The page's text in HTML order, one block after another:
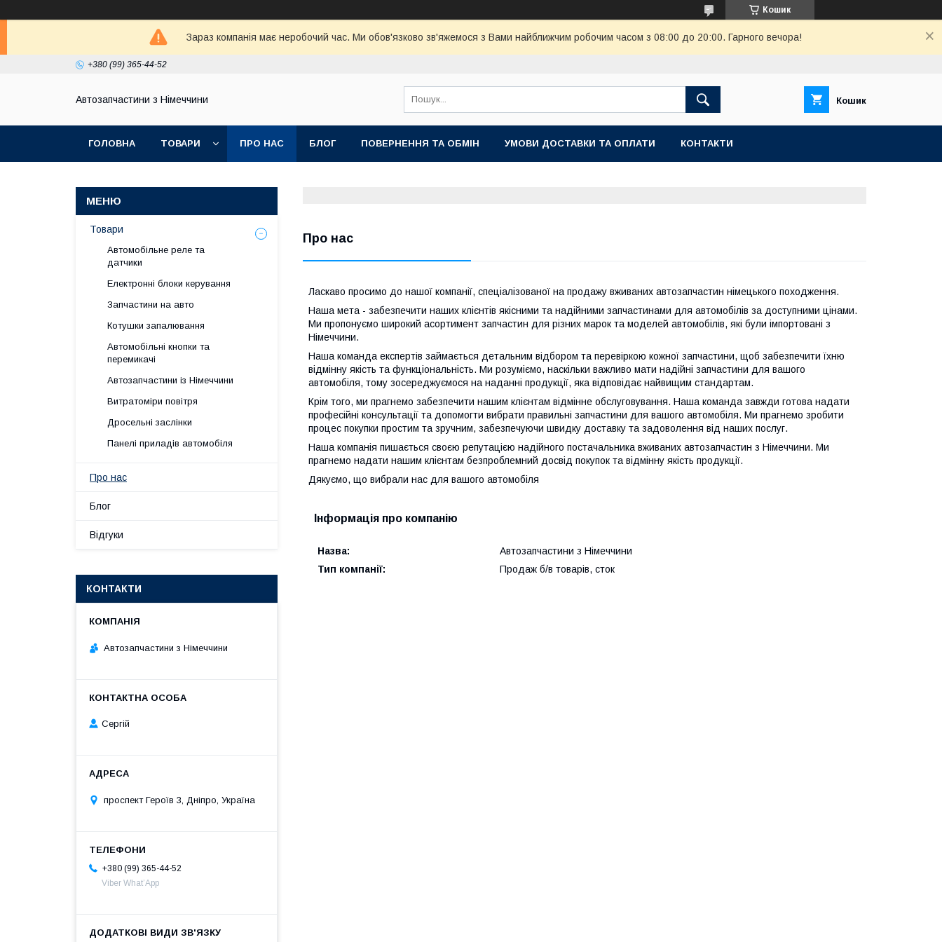
Кошик
Зараз компанія має неробочий час. Ми обов'язково зв'яжемося з Вами найближчим робочим часом з 08:00 до 20:00. Гарного вечора!
+380 (99) 365-44-52
Автозапчастини з Німеччини Кошик
ГОЛОВНА ТОВАРИ ПРО НАС БЛОГ ПОВЕРНЕННЯ ТА ОБМІН УМОВИ ДОСТАВКИ ТА ОПЛАТИ КОНТАКТИ
Про нас
Ласкаво просимо до нашої компанії, спеціалізованої на продажу вживаних автозапчастин німецького походження.
Наша мета - забезпечити наших клієнтів якісними та надійними запчастинами для автомобілів за доступними цінами.
Ми пропонуємо широкий асортимент запчастин для різних марок та моделей автомобілів, які були імпортовані з
Німеччини.
Наша команда експертів займається детальним відбором та перевіркою кожної запчастини, щоб забезпечити їхню
відмінну якість та функціональність. Ми розуміємо, наскільки важливо мати надійні запчастини для вашого
автомобіля, тому зосереджуємося на наданні продукції, яка відповідає найвищим стандартам.
Крім того, ми прагнемо забезпечити нашим клієнтам відмінне обслуговування. Наша команда завжди готова надати
професійні консультації та допомогти вибрати правильні запчастини для вашого автомобіля. Ми прагнемо зробити
процес покупки простим та зручним, забезпечуючи швидку доставку та задоволення від наших послуг.
Наша компанія пишається своєю репутацією надійного постачальника вживаних автозапчастин з Німеччини. Ми
прагнемо надати нашим клієнтам безпроблемний досвід покупок та відмінну якість продукції.
Дякуємо, що вибрали нас для вашого автомобіля
Інформація про компанію
Назва:
Автозапчастини з Німеччини
Тип компанії:
Продаж б/в товарів, сток
Товари
Автомобільне реле та
датчики
Електронні блоки керування
Запчастини на авто
Котушки запалювання
Автомобільні кнопки та
перемикачі
Автозапчастини із Німеччини
Витратоміри повітря
Дросельні заслінки
Панелі приладів автомобіля
Про нас
Блог
Відгуки
КОНТАКТИ
Автозапчастини з Німеччини
Сергій
проспект Героїв 3, Дніпро, Україна
+380 (99) 365-44-52
Viber What’App